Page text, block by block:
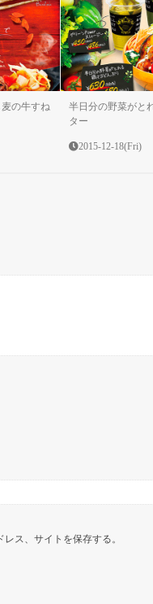
の牛すね
半日分の野菜がと
ター
2015-12-18(Fri)
ス、サイトを保存する。